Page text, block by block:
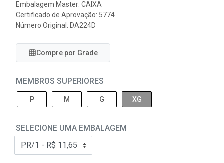
Embalagem Master: CAIXA
Certificado de Aprovação: 5774
Número Original: DA224D
Compre por Grade
MEMBROS SUPERIORES
P M G XG
SELECIONE UMA EMBALAGEM